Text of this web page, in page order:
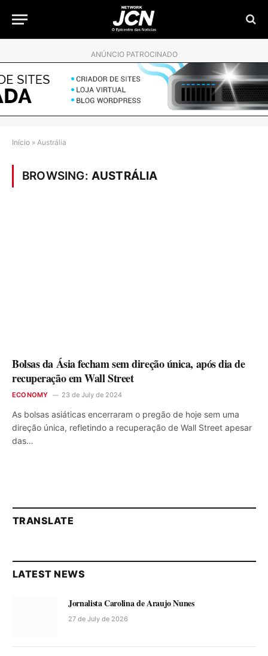
ANÚNCIO PATROCINADO
Início » Austrália
BROWSING: AUSTRÁLIA
Bolsas da Ásia fecham sem direção única, após dia de
recuperação em Wall Street
ECONOMY 23 de July de 2024
As bolsas asiáticas encerraram o pregão de hoje sem uma
direção única, refletindo a recuperação de Wall Street apesar
das…
TRANSLATE
LATEST NEWS
Jornalista Carolina de Araujo Nunes
27 de July de 2026